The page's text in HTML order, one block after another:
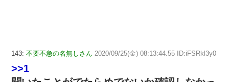
143: 不要不急の名無しさん 2020/09/25(金) 08:13:44.55 ID:iFSRkl3y0
>>1